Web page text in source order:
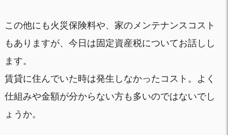
この他にも火災保険料や、家のメンテナンスコスト
もありますが、今日は固定資産税についてお話しし
ます。
賃貸に住んでいた時は発生しなかったコスト。よく
仕組みや金額が分からない方も多いのではないでし
ょうか。